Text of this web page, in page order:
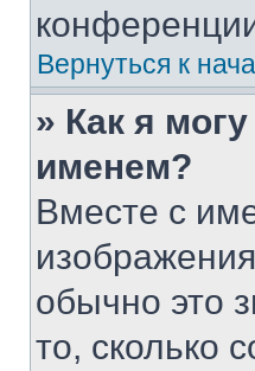
Вернуться к
» Как я
именем?
Вместе с
обычно это
то, сколько